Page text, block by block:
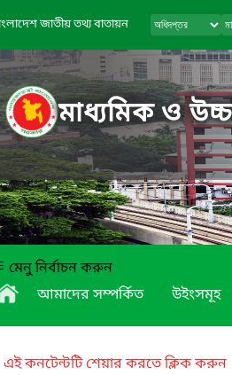
জাতীয় তথ্য বাতায়ন
মাধ্যমিক ও
মেনু নির্বাচন করুন
আমাদের সম্পর্কিত
উইংসমূহ
এই কনটেন্টটি শেয়ার করতে ক্লিক করুন